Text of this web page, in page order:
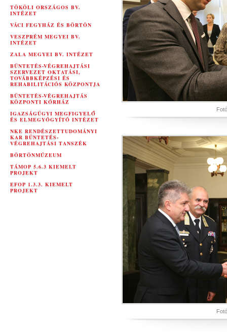
TÖKÖLI ORSZÁGOS BV.
INTÉZET
VÁCI FEGYHÁZ ÉS BÖRTÖN
VESZPRÉM MEGYEI BV.
INTÉZET
ZALA MEGYEI BV. INTÉZET
BÜNTETÉS-VÉGREHAJTÁSI
SZERVEZET OKTATÁSI,
TOVÁBBKÉPZÉSI ÉS
REHABILITÁCIÓS KÖZPONTJA
BÜNTETÉS-VÉGREHAJTÁS
KÖZPONTI KÓRHÁZ
IGAZSÁGÜGYI MEGFIGYELŐ
ÉS ELMEGYÓGYÍTÓ INTÉZET
NKE RENDÉSZETTUDOMÁNYI
KAR BÜNTETÉS-
VÉGREHAJTÁSI TANSZÉK
BÖRTÖNMÚZEUM
TÁMOP 5.6.3 KIEMELT
PROJEKT
EFOP 1.3.3. KIEMELT
PROJEKT